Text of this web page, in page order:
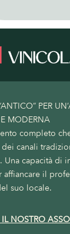
PER
MODERNA
completo
dei canali
Una capacità di
affiancare il
suo locale.
NOSTRO